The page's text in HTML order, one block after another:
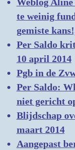
Weblog Aline
te weinig
gemiste
Per Saldo
10 april 2014
Pgb in de
Per Saldo:
niet gericht
Blijdschap
maart 2014
Aangepast